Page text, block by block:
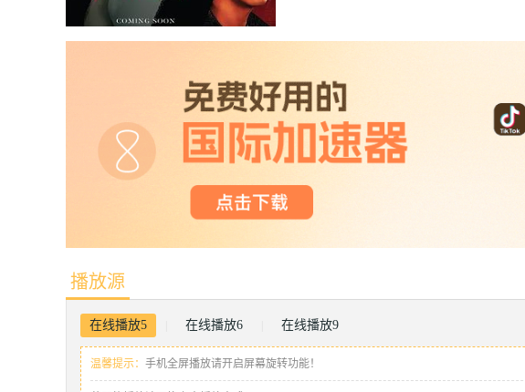
播放源
在线播放5 在线播放6 在线播放9
温馨提示： 手机全屏播放请开启屏幕旋转功能！